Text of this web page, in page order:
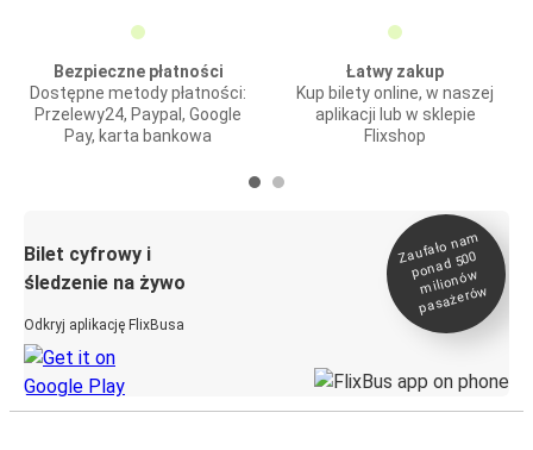
Bezpieczne płatności
Dostępne metody płatności:
Przelewy24, Paypal, Google
Pay, karta bankowa
Łatwy zakup
Kup bilety online, w naszej
aplikacji lub w sklepie
Flixshop
Bilet cyfrowy i
śledzenie na żywo
Odkryj aplikację FlixBusa
Zaufało na
m
ponad 500
milionó
w
pasażeró
w